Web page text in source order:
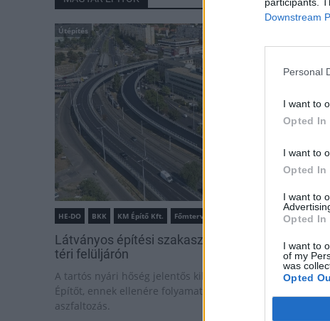
Downstream
Personal
I want to
Opted In
I want to
Opted In
I want to
Opted In
I want to
of my
was
Opted
Útépítés
HE-DO BKK KM Építő Kft. Főmterv Mérnöki Tervező Zrt.
Látványos építési szakasz indult be a Flórián
téri felüljárón
A tartós nyári hőség jelentős kihívás elé állítja a KM
Építőt, ennek ellenére folyamatosan halad az
aszfaltozás.